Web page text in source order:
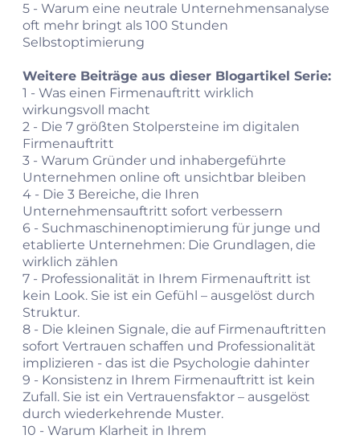
5 - Warum eine neutrale Unternehmensanalyse
oft mehr bringt als 100 Stunden
Selbstoptimierung
Weitere Beiträge aus dieser Blogartikel Serie:
1 - Was einen Firmenauftritt wirklich
wirkungsvoll macht
2 - Die 7 größten Stolpersteine im digitalen
Firmenauftritt
3 - Warum Gründer und inhabergeführte
Unternehmen online oft unsichtbar bleiben
4 - Die 3 Bereiche, die Ihren
Unternehmensauftritt sofort verbessern
6 - Suchmaschinenoptimierung für junge und
etablierte Unternehmen: Die Grundlagen, die
wirklich zählen
7 - Professionalität in Ihrem Firmenauftritt ist
kein Look. Sie ist ein Gefühl – ausgelöst durch
Struktur.
8 - Die kleinen Signale, die auf Firmenauftritten
sofort Vertrauen schaffen und Professionalität
implizieren - das ist die Psychologie dahinter
9 - Konsistenz in Ihrem Firmenauftritt ist kein
Zufall. Sie ist ein Vertrauensfaktor – ausgelöst
durch wiederkehrende Muster.
10 - Warum Klarheit in Ihrem